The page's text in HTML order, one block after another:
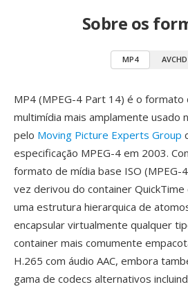
Sobre os
MP4 AVCHD
MP4 (MPEG-4 Part 14) é o formato
multimídia mais amplamente usado
pelo Moving Picture Experts Group
especificação MPEG-4 em 2003.
formato de mídia base ISO (MPEG-
vez derivou do container QuickTime
uma estrutura hierarquica de
encapsular virtualmente qualquer
container mais comumente
H.265 com áudio AAC, embora
gama de codecs alternativos